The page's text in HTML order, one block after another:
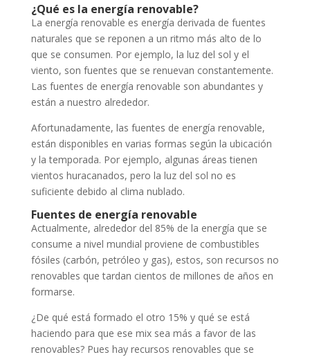
¿Qué es la energía renovable?
La energía renovable es energía derivada de fuentes
naturales que se reponen a un ritmo más alto de lo
que se consumen. Por ejemplo, la luz del sol y el
viento, son fuentes que se renuevan constantemente.
Las fuentes de energía renovable son abundantes y
están a nuestro alrededor.
Afortunadamente, las fuentes de energía renovable,
están disponibles en varias formas según la ubicación
y la temporada. Por ejemplo, algunas áreas tienen
vientos huracanados, pero la luz del sol no es
suficiente debido al clima nublado.
Fuentes de energía renovable
Actualmente, alrededor del 85% de la energía que se
consume a nivel mundial proviene de combustibles
fósiles (carbón, petróleo y gas), estos, son recursos no
renovables que tardan cientos de millones de años en
formarse.
¿De qué está formado el otro 15% y qué se está
haciendo para que ese mix sea más a favor de las
renovables? Pues hay recursos renovables que se